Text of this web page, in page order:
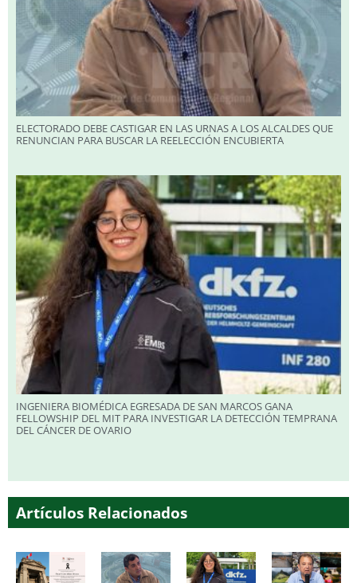
ELECTORADO DEBE CASTIGAR EN LAS URNAS A LOS ALCALDES QUE
RENUNCIAN PARA BUSCAR LA REELECCIÓN ENCUBIERTA
INGENIERA BIOMÉDICA EGRESADA DE SAN MARCOS GANA
FELLOWSHIP DEL MIT PARA INVESTIGAR LA DETECCIÓN TEMPRANA
DEL CÁNCER DE OVARIO
Artículos Relacionados